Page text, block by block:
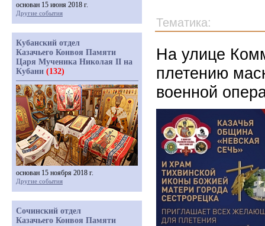
Тематика:
На улице
плетению
военной
основан 15 июня 2018 г.
Другие события
Кубанский отдел
Казачьего Конвоя Памяти
Царя Мученика Николая II на
Кубани (132)
основан 15 ноября 2018 г.
Другие события
Сочинский отдел
Казачьего Конвоя Памяти